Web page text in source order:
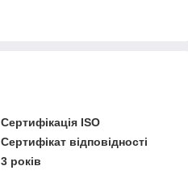
Сертифікація ISO
Сертифікат відповідності
3 років